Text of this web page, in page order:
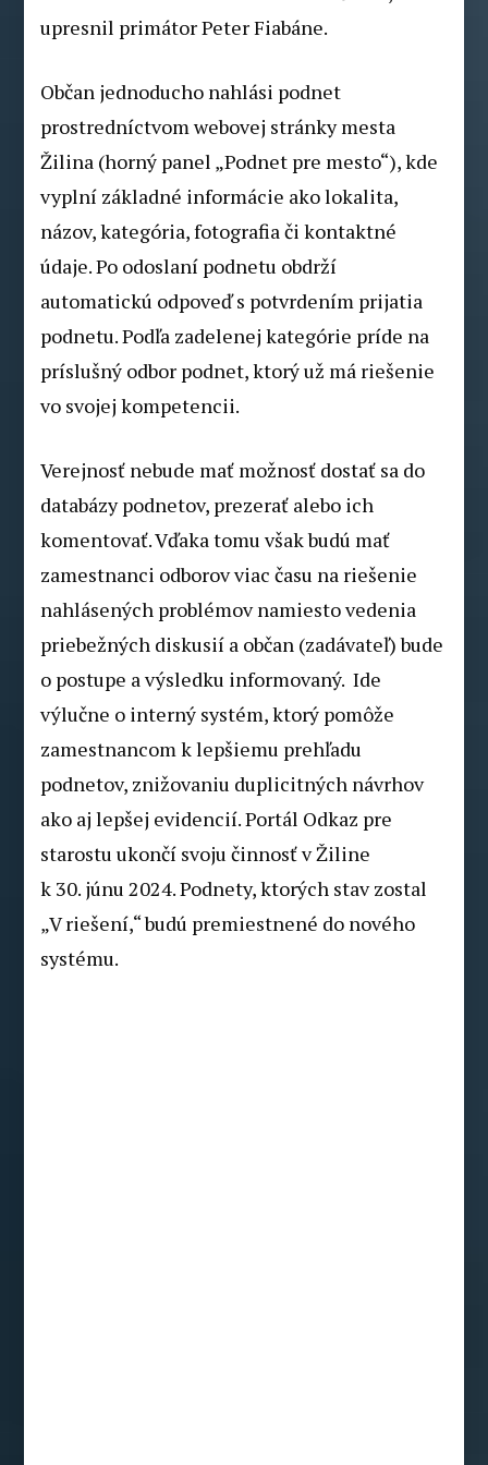
upresnil primátor Peter Fiabáne.
Občan jednoducho nahlási podnet
prostredníctvom webovej stránky mesta
Žilina (horný panel „Podnet pre mesto“), kde
vyplní základné informácie ako lokalita,
názov, kategória, fotografia či kontaktné
údaje. Po odoslaní podnetu obdrží
automatickú odpoveď s potvrdením prijatia
podnetu. Podľa zadelenej kategórie príde na
príslušný odbor podnet, ktorý už má riešenie
vo svojej kompetencii.
Verejnosť nebude mať možnosť dostať sa do
databázy podnetov, prezerať alebo ich
komentovať. Vďaka tomu však budú mať
zamestnanci odborov viac času na riešenie
nahlásených problémov namiesto vedenia
priebežných diskusií a občan (zadávateľ) bude
o postupe a výsledku informovaný. Ide
výlučne o interný systém, ktorý pomôže
zamestnancom k lepšiemu prehľadu
podnetov, znižovaniu duplicitných návrhov
ako aj lepšej evidencií. Portál Odkaz pre
starostu ukončí svoju činnosť v Žiline
k 30. júnu 2024. Podnety, ktorých stav zostal
„V riešení,“ budú premiestnené do nového
systému.